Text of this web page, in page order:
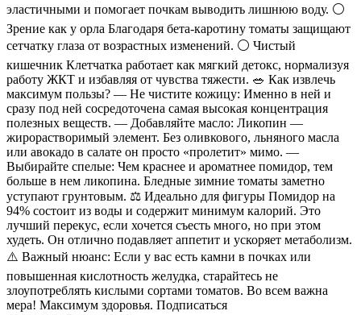
эластичными и помогает почкам выводить лишнюю воду. ⚪️
Зрение как у орла Благодаря бета-каротину томаты защищают
сетчатку глаза от возрастных изменений. ⚪️ Чистый
кишечник Клетчатка работает как мягкий детокс, нормализуя
работу ЖКТ и избавляя от чувства тяжести. 🥗 Как извлечь
максимум пользы? — Не чистите кожицу: Именно в ней и
сразу под ней сосредоточена самая высокая концентрация
полезных веществ. — Добавляйте масло: Ликопин —
жирорастворимый элемент. Без оливкового, льняного масла
или авокадо в салате он просто «пролетит» мимо. —
Выбирайте спелые: Чем краснее и ароматнее помидор, тем
больше в нем ликопина. Бледные зимние томаты заметно
уступают грунтовым. ⚖️ Идеально для фигуры Помидор на
94% состоит из воды и содержит минимум калорий. Это
лучший перекус, если хочется съесть много, но при этом
худеть. Он отлично подавляет аппетит и ускоряет метаболизм.
⚠️ Важный нюанс: Если у вас есть камни в почках или
повышенная кислотность желудка, старайтесь не
злоупотреблять кислыми сортами томатов. Во всем важна
мера! Максимум здоровья. Подписаться